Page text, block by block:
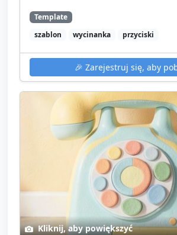
Template
szablon
wycinanka przyciski
🎉 Zarejestruj się, aby
Kliknij, aby powiększyć